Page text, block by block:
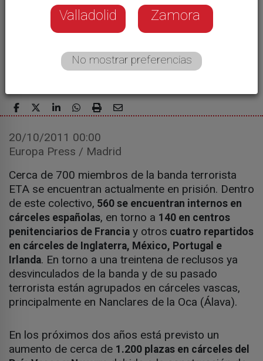
unidad
Rubalcaba: 'Hoy es un día para celebrar la
Herrera califica de 'asco' el olvido a las
víctimas en el comunicado de ETA
20/10/2011 00:00
Europa Press / Madrid
Cerca de 700 miembros de la banda terrorista
ETA se encuentran actualmente en prisión. Dentro
de este colectivo, 560 se encuentran internos en
cárceles españolas, en torno a 140 en centros
penitenciarios de Francia y otros cuatro repartidos
en cárceles de Inglaterra, México, Portugal e
Irlanda. En torno a una treintena de reclusos ya
desvinculados de la banda y de su pasado
terrorista están agrupados en cárceles vascas,
principalmente en Nanclares de la Oca (Álava).
En los próximos dos años está previsto un
aumento de cerca de 1.200 plazas en cárceles del
Valladolid Zamora
No mostrar preferencias